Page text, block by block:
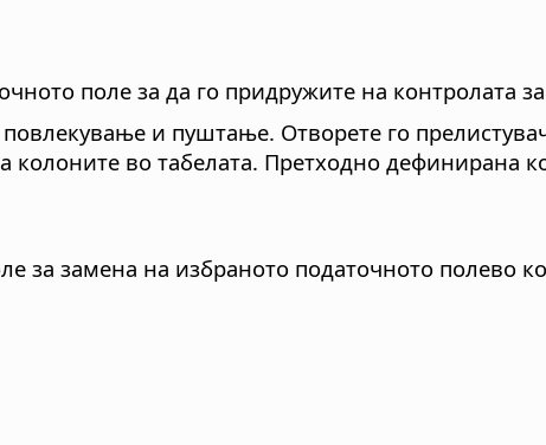
поле за да го придружите на контролата
повлекување и пуштање. Отворете го
колоните во табелата. Претходно дефинирана
за замена на избраното податочното полево